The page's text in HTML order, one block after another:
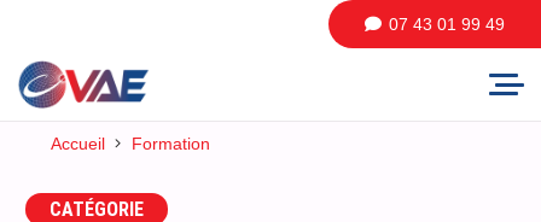
07 43 01 99 49
Accueil Formation
CATÉGORIE